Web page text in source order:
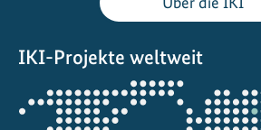
g
e
t
IKI-Projekte weltweit
Öffnet
die